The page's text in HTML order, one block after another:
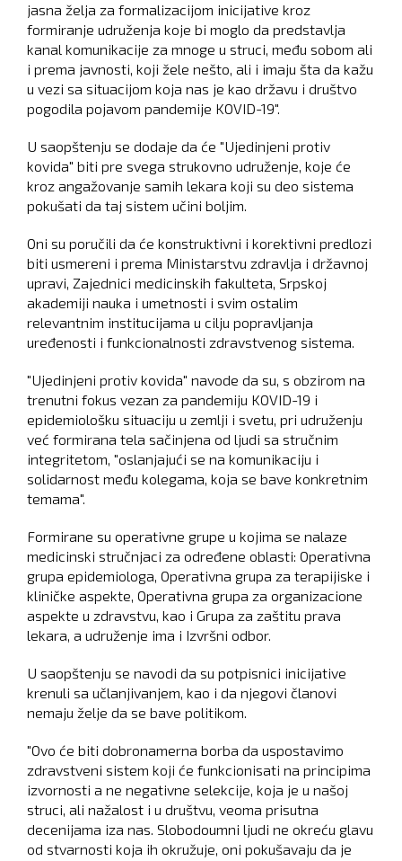
jasna želja za formalizacijom inicijative kroz
formiranje udruženja koje bi moglo da predstavlja
kanal komunikacije za mnoge u struci, među sobom ali
i prema javnosti, koji žele nešto, ali i imaju šta da kažu
u vezi sa situacijom koja nas je kao državu i društvo
pogodila pojavom pandemije KOVID-19".
U saopštenju se dodaje da će "Ujedinjeni protiv
kovida" biti pre svega strukovno udruženje, koje će
kroz angažovanje samih lekara koji su deo sistema
pokušati da taj sistem učini boljim.
Oni su poručili da će konstruktivni i korektivni predlozi
biti usmereni i prema Ministarstvu zdravlja i državnoj
upravi, Zajednici medicinskih fakulteta, Srpskoj
akademiji nauka i umetnosti i svim ostalim
relevantnim institucijama u cilju popravljanja
uređenosti i funkcionalnosti zdravstvenog sistema.
"Ujedinjeni protiv kovida" navode da su, s obzirom na
trenutni fokus vezan za pandemiju KOVID-19 i
epidemiološku situaciju u zemlji i svetu, pri udruženju
već formirana tela sačinjena od ljudi sa stručnim
integritetom, "oslanjajući se na komunikaciju i
solidarnost među kolegama, koja se bave konkretnim
temama".
Formirane su operativne grupe u kojima se nalaze
medicinski stručnjaci za određene oblasti: Operativna
grupa epidemiologa, Operativna grupa za terapijiske i
kliničke aspekte, Operativna grupa za organizacione
aspekte u zdravstvu, kao i Grupa za zaštitu prava
lekara, a udruženje ima i Izvršni odbor.
U saopštenju se navodi da su potpisnici inicijative
krenuli sa učlanjivanjem, kao i da njegovi članovi
nemaju želje da se bave politikom.
"Ovo će biti dobronamerna borba da uspostavimo
zdravstveni sistem koji će funkcionisati na principima
izvornosti a ne negativne selekcije, koja je u našoj
struci, ali nažalost i u društvu, veoma prisutna
decenijama iza nas. Slobodoumni ljudi ne okreću glavu
od stvarnosti koja ih okružuje, oni pokušavaju da je